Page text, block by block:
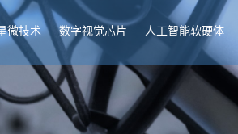
微技术 数字视觉芯片 人工智能软硬体